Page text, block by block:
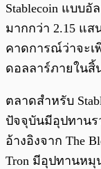
Stablecoin แบบ
มากกว่า 2.15 แ
คาดการณ์ว่าจะเ
ดอลลาร์ภายในสิ้
ตลาดสำหรับ
ปัจจุบันมีอุปทาน
อ้างอิงจาก The
Tron มีอุปทานหมุ